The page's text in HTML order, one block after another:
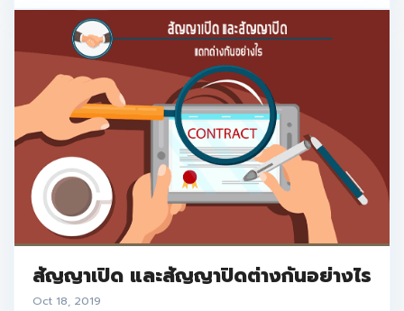
สัญญาเปิด และสัญญาปิดต่างกันอย่างไร
Oct 18, 2019